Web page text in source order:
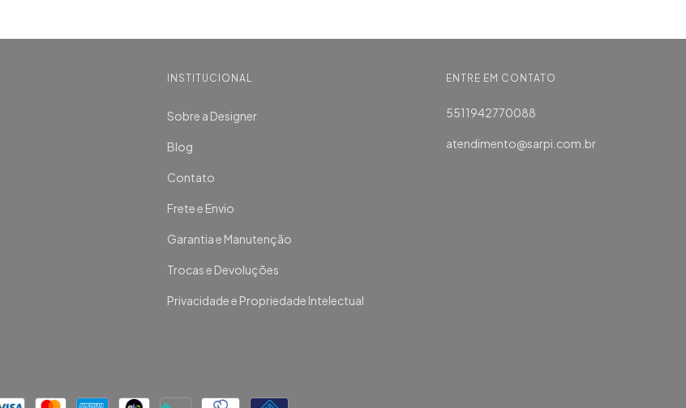
INSTITUCIONAL
Sobre a Designer
Blog
Contato
Frete e Envio
Garantia e Manutenção
Trocas e Devoluções
Privacidade e Propriedade Intelectual
ENTRE EM CONTATO
5511942770088
atendimento@sarpi.com.br